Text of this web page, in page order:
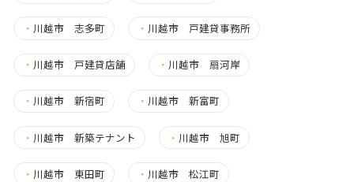
・ 川越市 志多町 ・ 川越市 戸建貸事務所
・ 川越市 戸建貸店舗 ・ 川越市 扇河岸
・ 川越市 新宿町 ・ 川越市 新富町
・ 川越市 新築テナント ・ 川越市 旭町
・ 川越市 東田町 ・ 川越市 松江町